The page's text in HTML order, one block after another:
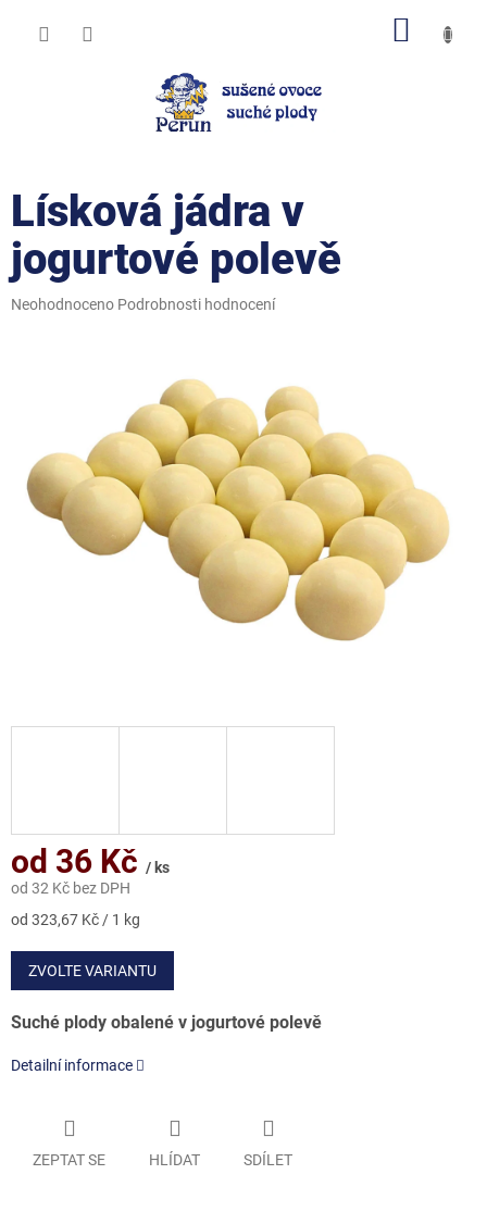
Lísková jádra v
jogurtové polevě
Průměrné
Neohodnoceno Podrobnosti hodnocení
od 36 Kč / ks
od 32 Kč bez DPH
Měrná
od 323,67 Kč / 1 kg
ZVOLTE VARIANTU
Suché plody obalené v jogurtové polevě
Detailní informace
ZEPTAT SE HLÍDAT SDÍLET